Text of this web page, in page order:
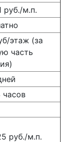
руб./м.п.
этаж (за
часть
руб./м.п.